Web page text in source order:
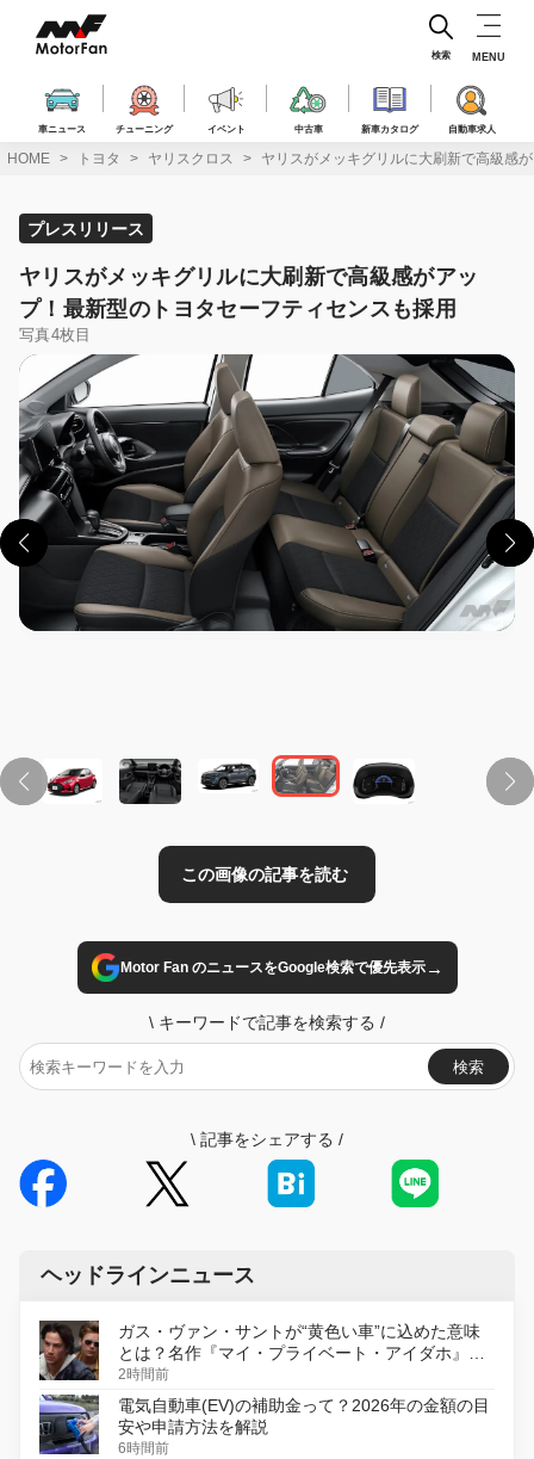
ス
車ニュース チューニング イベント 中古車 新車カタログ 自動車求人
検索 MENU
HOME トヨタ ヤリスクロス ヤリスがメッキグリルに大刷新で高級感
プレスリリース
ヤリスがメッキグリルに大刷新で高級感がアッ
プ！最新型のトヨタセーフティセンスも採用
写真4枚目
Motor Fan のニュースをGoogle検索で優先表示→
\ キーワードで記事を検索する /
検索
\ 記事をシェアする /
ヘッドラインニュース
ガス・ヴァン・サントが“黄色い車”に込めた意味
とは？名作『マイ・プライベート・アイダホ』が
初のデジタルリマスター版で復活
2時間前
電気自動車(EV)の補助金って？2026年の金額の目
安や申請方法を解説
6時間前